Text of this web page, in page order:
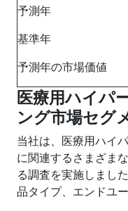
予測年
基準年
予測年の市場価値
医療用ハイパ
ング市場セグ
当社は、医療用ハイ
に関連するさまざま
る調査を実施しまし
品タイプ、エンドユ